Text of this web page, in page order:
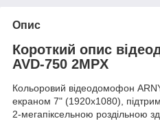
Опис
Короткий опис
AVD-750 2MPX
Кольоровий відеодомофон
екраном 7" (1920х1080),
2-мегапіксельною роздільною